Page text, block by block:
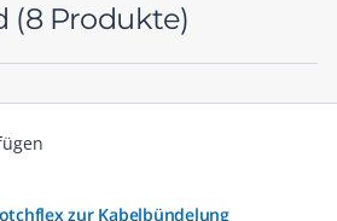
(8 Produkte)
zur Kabelbündelung